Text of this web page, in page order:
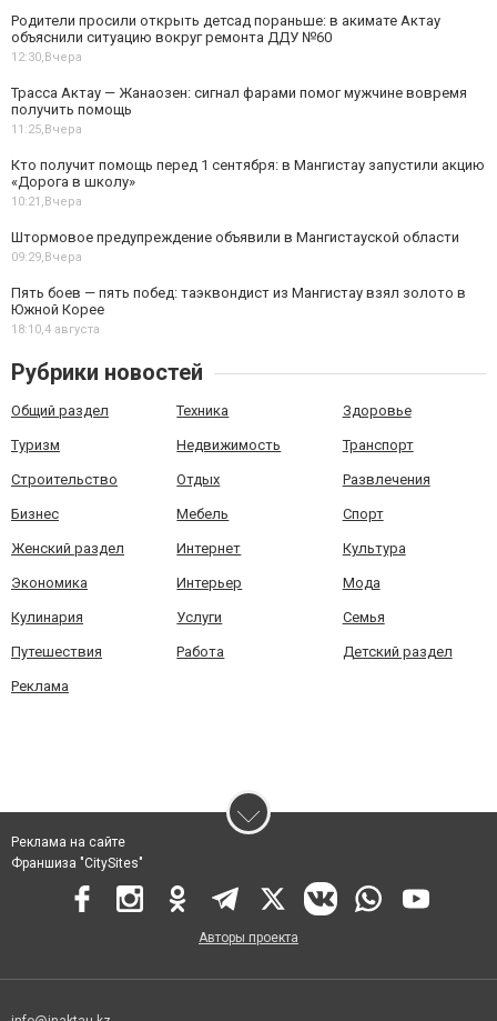
Родители просили открыть детсад пораньше: в акимате Актау
объяснили ситуацию вокруг ремонта ДДУ №60
12:30,Вчера
Трасса Актау — Жанаозен: сигнал фарами помог мужчине вовремя
получить помощь
11:25,Вчера
Кто получит помощь перед 1 сентября: в Мангистау запустили акцию
«Дорога в школу»
10:21,Вчера
Штормовое предупреждение объявили в Мангистауской области
09:29,Вчера
Пять боев — пять побед: таэквондист из Мангистау взял золото в
Южной Корее
18:10,4 августа
Рубрики новостей
Общий раздел Техника Здоровье
Туризм Недвижимость Транспорт
Строительство Отдых Развлечения
Бизнес Мебель Спорт
Женский раздел Интернет Культура
Экономика Интерьер Мода
Кулинария Услуги Семья
Путешествия Работа Детский раздел
Реклама
Реклама на сайте
Франшиза "CitySites"
Авторы проекта